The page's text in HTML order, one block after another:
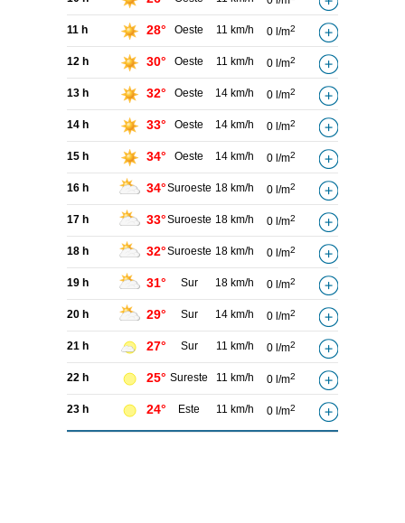
11 h 28° Oeste 11 km/h 0 l/m2
12 h 30° Oeste 11 km/h 0 l/m2
13 h 32° Oeste 14 km/h 0 l/m2
14 h 33° Oeste 14 km/h 0 l/m2
15 h 34° Oeste 14 km/h 0 l/m2
16 h 34°Suroeste 18 km/h 0 l/m2
17 h 33°Suroeste 18 km/h 0 l/m2
18 h 32°Suroeste 18 km/h 0 l/m2
19 h 31° Sur 18 km/h 0 l/m2
20 h 29° Sur 14 km/h 0 l/m2
21 h 27° Sur 11 km/h 0 l/m2
22 h 25° Sureste 11 km/h 0 l/m2
23 h 24° Este 11 km/h 0 l/m2